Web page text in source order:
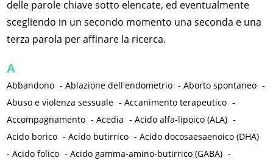
delle parole chiave sotto elencate, ed eventualmente
scegliendo in un secondo momento una seconda e una
terza parola per affinare la ricerca.
A
Abbandono -Ablazione dell'endometrio -Aborto spontaneo -
Abuso e violenza sessuale -Accanimento terapeutico -
Accompagnamento -Acedia -Acido alfa-lipoico (ALA) -
Acido borico -Acido butirrico -Acido docosaesaenoico (DHA)
-Acido folico -Acido gamma-amino-butirrico (GABA) -